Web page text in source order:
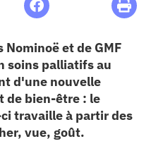
et de GMF
soins palliatifs au
d'une nouvelle
de bien-être : le
travaille à partir des
vue, goût.